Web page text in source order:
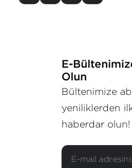
E-
Olun
Bültenimize
yeniliklerden
haberdar olun!